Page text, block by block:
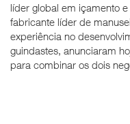
líder global em içamento
fabricante líder de
experiência no
guindastes, anunciaram
para combinar os dois